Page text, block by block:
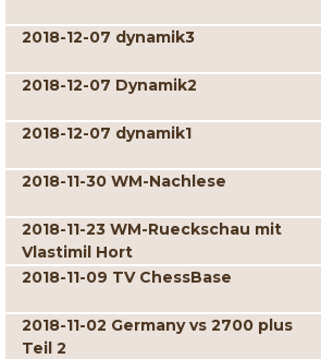
2018-12-07 dynamik3
2018-12-07 Dynamik2
2018-12-07 dynamik1
2018-11-30 WM-Nachlese
2018-11-23 WM-Rueckschau mit
Vlastimil Hort
2018-11-09 TV ChessBase
2018-11-02 Germany vs 2700 plus
Teil 2